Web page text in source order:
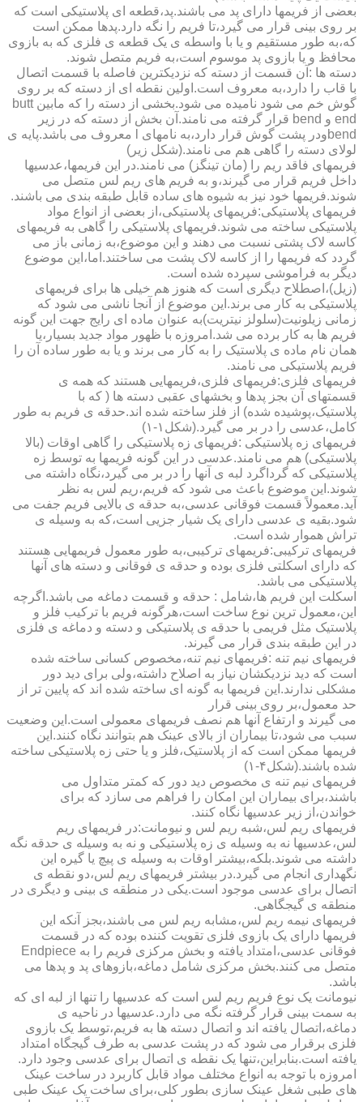
بعضی از فریمها دارای پد می باشند.پد،قطعه ای پلاستیکی است که
بر روی بینی قرار می گیرد،تا فریم را نگه دارد.پدها ممکن است
که،به طور مستقیم و یا با واسطه ی یک قطعه ی فلزی که به بازوی
محافظ و یا بازوی پد موسوم است،به فریم متصل شوند.
دسته ها :آن قسمت از دسته که نزدیکترین فاصله با قسمت اتصال
با قاب را دارد،به معروف است.اولین نقطه ای از دسته که بر روی
گوش خم می شود نامیده می شود.بخشی از دسته را که مابین butt
end و bend قرار گرفته می نامند.آن بخش از دسته که در زیر
bendودر پشت گوش قرار دارد،به نامهای l معروف می باشد.پایه ی
لولای دسته را گاهی هم می نامند.(شکل زیر)
فریمهای فاقد ریم را (مان تینگز) می نامند.در این فریمها،عدسیها
داخل فریم قرار می گیرند،و به فریم های ریم لس متصل می
شوند.فریمها خود نیز به شیوه های ساده قابل طبقه بندی می باشند.
فریمهای پلاستیکی:فریمهای پلاستیکی،از بعضی از انواع مواد
پلاستیکی ساخته می شوند.فریمهای پلاستیکی را گاهی به فریمهای
کاسه لاک پشتی نسبت می دهند و این موضوع،به زمانی باز می
گردد که فریمها را از کاسه لاک پشت می ساختند.اما،این موضوع
دیگر به فراموشی سپرده شده است.
(زیل)،اصطلاح دیگری است که هنوز هم خیلی ها برای فریمهای
پلاستیکی به کار می برند.این موضوع از آنجا ناشی می شود که
زمانی زیلونیت(سلولز نیتریت)به عنوان ماده ای رایج جهت این گونه
فریم ها به کار برده می شد.امروزه با ظهور مواد جدید بسیار،یا
همان نام ماده ی پلاستیک را به کار می برند و یا به طور ساده آن را
فریم پلاستیکی می نامند.
فریمهای فلزی:فریمهای فلزی،فریمهایی هستند که همه ی
قسمتهای آن بجز پدها و بخشهای عقبی دسته ها ( که با
پلاستیک،پوشیده شده) از فلز ساخته شده اند.حدقه ی فریم به طور
کامل،عدسی را در بر می گیرد.(شکل۱-۱)
فریمهای زه پلاستیکی :فریمهای زه پلاستیکی را گاهی اوقات (بالا
پلاستیکی) هم می نامند.عدسی در این گونه فریمها به توسط زه
پلاستیکی که گرداگرد لبه ی آنها را در بر می گیرد،نگاه داشته می
شوند.این موضوع باعث می شود که فریم،ریم لس به نظر
آید.معمولاً قسمت فوقانی عدسی،به حدقه ی بالایی فریم جفت می
شود.بقیه ی عدسی دارای یک شیار جزیی است،که به وسیله ی
تراش هموار شده است.
فریمهای ترکیبی:فریمهای ترکیبی،به طور معمول فریمهایی هستند
که دارای اسکلتی فلزی بوده و حدقه ی فوقانی و دسته های آنها
پلاستیکی می باشد.
اسکلت این فریم ها،شامل : حدقه و قسمت دماغه می باشد.اگرچه
این،معمول ترین نوع ساخت است،هرگونه فریم با ترکیب فلز و
پلاستیک مثل فریمی با حدقه ی پلاستیکی و دسته و دماغه ی فلزی
در این طبقه بندی قرار می گیرند.
فریمهای نیم تنه :فریمهای نیم تنه،مخصوص کسانی ساخته شده
است که دید نزدیکشان نیاز به اصلاح داشته،ولی برای دید دور
مشکلی ندارند.این فریمها به گونه ای ساخته شده اند که پایین تر از
حد معمول،بر روی بینی قرار
می گیرند و ارتفاع آنها هم نصف فریمهای معمولی است.این وضعیت
سبب می شود،تا بیماران از بالای عینک هم بتوانند نگاه کنند.این
فریمها ممکن است که از پلاستیک،فلز و یا حتی زه پلاستیکی ساخته
شده باشند.(شکل۴-۱)
فریمهای نیم تنه ی مخصوص دید دور که کمتر متداول می
باشند،برای بیماران این امکان را فراهم می سازد که برای
خواندن،از زیر عدسیها نگاه کنند.
فریمهای ریم لس،شبه ریم لس و نیومانت:در فریمهای ریم
لس،عدسیها نه به وسیله ی زه پلاستیکی و نه به وسیله ی حدقه نگه
داشته می شوند.بلکه،بیشتر اوقات به وسیله ی پیچ یا گیره این
نگهداری انجام می گیرد.در بیشتر فریمهای ریم لس،دو نقطه ی
اتصال برای عدسی موجود است.یکی در منطقه ی بینی و دیگری در
منطقه ی گیجگاهی.
فریمهای نیمه ریم لس،مشابه ریم لس می باشند،بجز آنکه این
فریمها دارای یک بازوی فلزی تقویت کننده بوده که در قسمت
فوقانی عدسی،امتداد یافته و بخش مرکزی فریم را به Endpiece
متصل می کنند.بخش مرکزی شامل دماغه،بازوهای پد و پدها می
باشد.
نیومانت یک نوع فریم ریم لس است که عدسیها را تنها از لبه ای که
به سمت بینی قرار گرفته نگه می دارد.عدسیها در ناحیه ی
دماغه،اتصال یافته اند و اتصال دسته ها به فریم،توسط یک بازوی
فلزی برقرار می شود که در پشت عدسی به طرف گیجگاه امتداد
یافته است.بنابراین،تنها یک نقطه ی اتصال برای عدسی وجود دارد.
امروزه با توجه به انواع مختلف مواد قابل کاربرد در ساخت عینک
های طبی شغل عینک سازی بطور کلی،برای ساخت یک عینک طبی